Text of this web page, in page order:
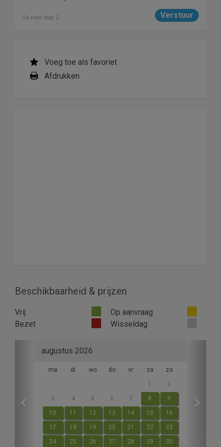
Ga naar stap 2
Voeg toe als favoriet
Afdrukken
Beschikbaarheid & prijzen
Vrij
Op aanvraag
Bezet
Wisseldag
augustus 2026
ma di wo do vr za zo
1 2
3 4 5 6 7 8 9
10 11 12 13 14 15 16
17 18 19 20 21 22 23
24 25 26 27 28 29 30
Previous